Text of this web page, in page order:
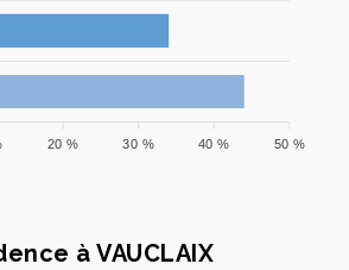
50 %
40 %
30 %
20 %
à VAUCLAIX